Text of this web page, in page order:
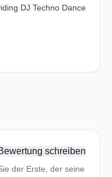
DJ Techno Dance
schreiben
der Erste, der seine